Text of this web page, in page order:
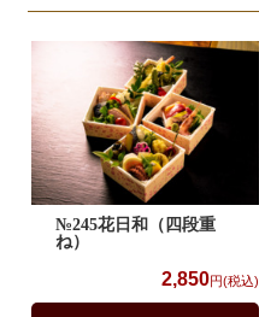
№245花日和（四段重
ね）
2,850円(税込)